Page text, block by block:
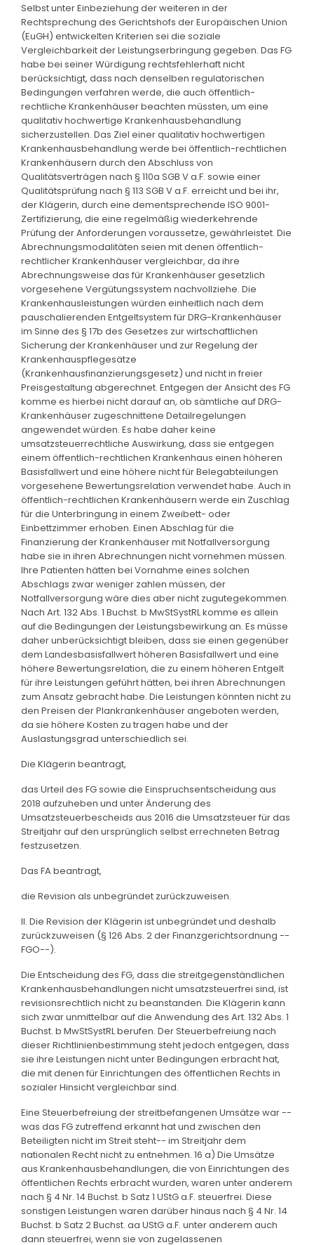
Selbst unter Einbeziehung der weiteren in der
Rechtsprechung des Gerichtshofs der Europäischen Union
(EuGH) entwickelten Kriterien sei die soziale
Vergleichbarkeit der Leistungserbringung gegeben. Das FG
habe bei seiner Würdigung rechtsfehlerhaft nicht
berücksichtigt, dass nach denselben regulatorischen
Bedingungen verfahren werde, die auch öffentlich-
rechtliche Krankenhäuser beachten müssten, um eine
qualitativ hochwertige Krankenhausbehandlung
sicherzustellen. Das Ziel einer qualitativ hochwertigen
Krankenhausbehandlung werde bei öffentlich-rechtlichen
Krankenhäusern durch den Abschluss von
Qualitätsverträgen nach § 110a SGB V a.F. sowie einer
Qualitätsprüfung nach § 113 SGB V a.F. erreicht und bei ihr,
der Klägerin, durch eine dementsprechende ISO 9001-
Zertifizierung, die eine regelmäßig wiederkehrende
Prüfung der Anforderungen voraussetze, gewährleistet. Die
Abrechnungsmodalitäten seien mit denen öffentlich-
rechtlicher Krankenhäuser vergleichbar, da ihre
Abrechnungsweise das für Krankenhäuser gesetzlich
vorgesehene Vergütungssystem nachvollziehe. Die
Krankenhausleistungen würden einheitlich nach dem
pauschalierenden Entgeltsystem für DRG-Krankenhäuser
im Sinne des § 17b des Gesetzes zur wirtschaftlichen
Sicherung der Krankenhäuser und zur Regelung der
Krankenhauspflegesätze
(Krankenhausfinanzierungsgesetz) und nicht in freier
Preisgestaltung abgerechnet. Entgegen der Ansicht des FG
komme es hierbei nicht darauf an, ob sämtliche auf DRG-
Krankenhäuser zugeschnittene Detailregelungen
angewendet würden. Es habe daher keine
umsatzsteuerrechtliche Auswirkung, dass sie entgegen
einem öffentlich-rechtlichen Krankenhaus einen höheren
Basisfallwert und eine höhere nicht für Belegabteilungen
vorgesehene Bewertungsrelation verwendet habe. Auch in
öffentlich-rechtlichen Krankenhäusern werde ein Zuschlag
für die Unterbringung in einem Zweibett- oder
Einbettzimmer erhoben. Einen Abschlag für die
Finanzierung der Krankenhäuser mit Notfallversorgung
habe sie in ihren Abrechnungen nicht vornehmen müssen.
Ihre Patienten hätten bei Vornahme eines solchen
Abschlags zwar weniger zahlen müssen, der
Notfallversorgung wäre dies aber nicht zugutegekommen.
Nach Art. 132 Abs. 1 Buchst. b MwStSystRL komme es allein
auf die Bedingungen der Leistungsbewirkung an. Es müsse
daher unberücksichtigt bleiben, dass sie einen gegenüber
dem Landesbasisfallwert höheren Basisfallwert und eine
höhere Bewertungsrelation, die zu einem höheren Entgelt
für ihre Leistungen geführt hätten, bei ihren Abrechnungen
zum Ansatz gebracht habe. Die Leistungen könnten nicht zu
den Preisen der Plankrankenhäuser angeboten werden,
da sie höhere Kosten zu tragen habe und der
Auslastungsgrad unterschiedlich sei.
Die Klägerin beantragt,
das Urteil des FG sowie die Einspruchsentscheidung aus
2018 aufzuheben und unter Änderung des
Umsatzsteuerbescheids aus 2016 die Umsatzsteuer für das
Streitjahr auf den ursprünglich selbst errechneten Betrag
festzusetzen.
Das FA beantragt,
die Revision als unbegründet zurückzuweisen.
II. Die Revision der Klägerin ist unbegründet und deshalb
zurückzuweisen (§ 126 Abs. 2 der Finanzgerichtsordnung --
FGO--).
Die Entscheidung des FG, dass die streitgegenständlichen
Krankenhausbehandlungen nicht umsatzsteuerfrei sind, ist
revisionsrechtlich nicht zu beanstanden. Die Klägerin kann
sich zwar unmittelbar auf die Anwendung des Art. 132 Abs. 1
Buchst. b MwStSystRL berufen. Der Steuerbefreiung nach
dieser Richtlinienbestimmung steht jedoch entgegen, dass
sie ihre Leistungen nicht unter Bedingungen erbracht hat,
die mit denen für Einrichtungen des öffentlichen Rechts in
sozialer Hinsicht vergleichbar sind.
Eine Steuerbefreiung der streitbefangenen Umsätze war --
was das FG zutreffend erkannt hat und zwischen den
Beteiligten nicht im Streit steht-- im Streitjahr dem
nationalen Recht nicht zu entnehmen. 16 a) Die Umsätze
aus Krankenhausbehandlungen, die von Einrichtungen des
öffentlichen Rechts erbracht wurden, waren unter anderem
nach § 4 Nr. 14 Buchst. b Satz 1 UStG a.F. steuerfrei. Diese
sonstigen Leistungen waren darüber hinaus nach § 4 Nr. 14
Buchst. b Satz 2 Buchst. aa UStG a.F. unter anderem auch
dann steuerfrei, wenn sie von zugelassenen